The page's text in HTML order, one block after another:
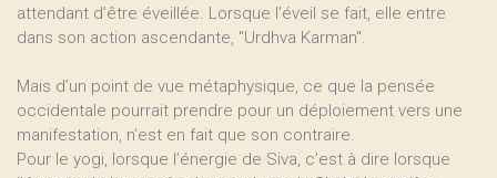
attendant d’être éveillée. Lorsque l’éveil se fait, elle entre
dans son action ascendante, "Urdhva Karman".
Mais d’un point de vue métaphysique, ce que la pensée
occidentale pourrait prendre pour un déploiement vers une
manifestation, n’est en fait que son contraire.
Pour le yogi, lorsque l’énergie de Siva, c’est à dire lorsque